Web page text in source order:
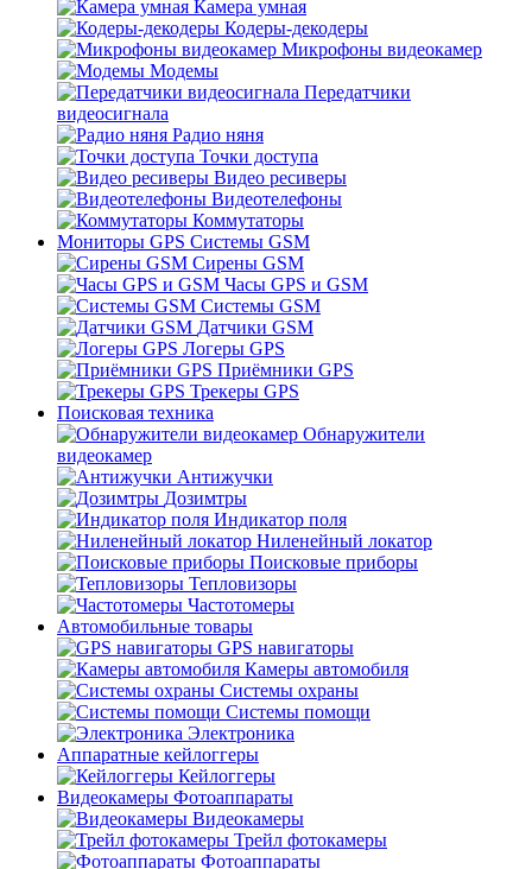
Камера умная
Кодеры-декодеры
Микрофоны видеокамер
Модемы
Передатчики
видеосигнала
Радио няня
Точки доступа
Видео ресиверы
Видеотелефоны
Коммутаторы
Мониторы GPS Системы GSM
Сирены GSM
Часы GPS и GSM
Системы GSM
Датчики GSM
Логеры GPS
Приёмники GPS
Трекеры GPS
Поисковая техника
Обнаружители
видеокамер
Антижучки
Дозимтры
Индикатор поля
Ниленейный локатор
Поисковые приборы
Тепловизоры
Частотомеры
Автомобильные товары
GPS навигаторы
Камеры автомобиля
Системы охраны
Системы помощи
Электроника
Аппаратные кейлоггеры
Кейлоггеры
Видеокамеры Фотоаппараты
Видеокамеры
Трейл фотокамеры
Фотоаппараты